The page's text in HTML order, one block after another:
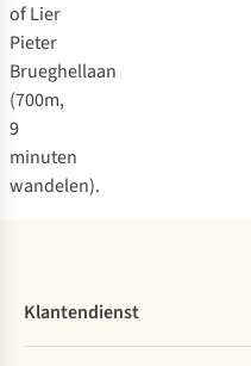
of Lier
Pieter
Brueghellaan
(700m,
9
minuten
wandelen).
Klantendienst